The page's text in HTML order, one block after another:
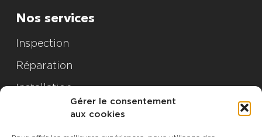
Gérer le consentement
aux cookies
Nos services
Inspection
Réparation
Installation